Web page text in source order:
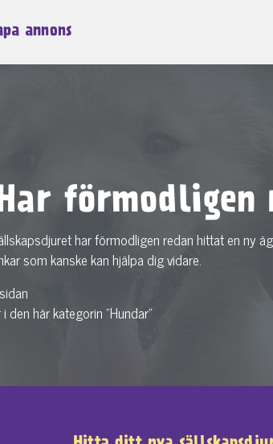
annons
har förmodligen redan hittat en ny
som kanske kan hjälpa dig vidare.
den här kategorin "Hundar"